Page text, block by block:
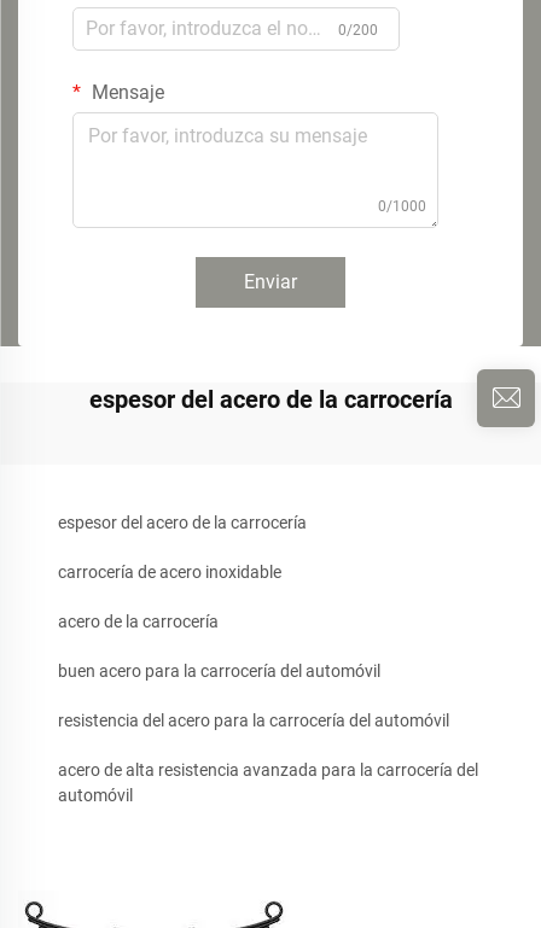
0/200
Mensaje
0/1000
Enviar
espesor del acero de la carrocería
espesor del acero de la carrocería
carrocería de acero inoxidable
acero de la carrocería
buen acero para la carrocería del automóvil
resistencia del acero para la carrocería del automóvil
acero de alta resistencia avanzada para la carrocería del
automóvil